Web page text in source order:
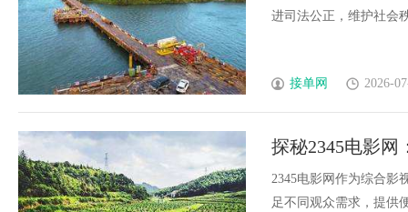
进司法公正，维护社会
接单网 2026-
探秘2345电影
2345电影网作为综合影
足不同观众需求，提供